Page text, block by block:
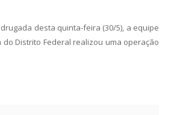
desta quinta-feira (30/5), a equipe
do Distrito Federal realizou uma operação